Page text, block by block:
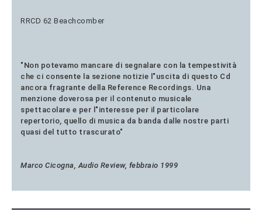
RRCD 62 Beachcomber
"Non potevamo mancare di segnalare con la tempestività
che ci consente la sezione notizie l"uscita di questo Cd
ancora fragrante della Reference Recordings. Una
menzione doverosa per il contenuto musicale
spettacolare e per l"interesse per il particolare
repertorio, quello di musica da banda dalle nostre parti
quasi del tutto trascurato"
Marco Cicogna, Audio Review, febbraio 1999